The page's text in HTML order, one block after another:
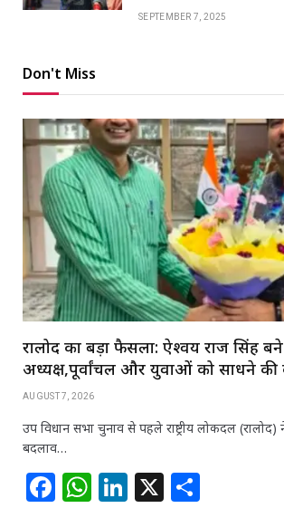
SEPTEMBER 7, 2025
Don't Miss
रालोद का बड़ा फैसला: ऐश्वर्य राज सिंह
अध्यक्ष,पूर्वांचल और युवाओं को साधने की
AUGUST 7, 2026
उप विधान सभा चुनाव से पहले राष्ट्रीय लोकदल (रालोद)
बदलाव…
F W Li X